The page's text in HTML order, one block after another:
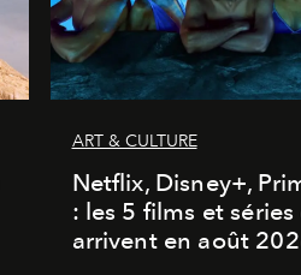
ART & CULTURE
Netflix, Disney+,
: les 5 films et
arrivent en août